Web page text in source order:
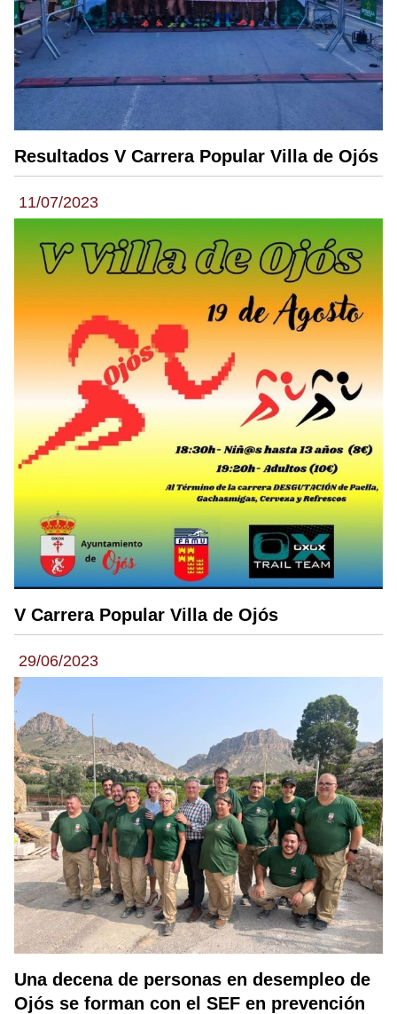
Resultados V Carrera Popular Villa de Ojós
11/07/2023
V Carrera Popular Villa de Ojós
29/06/2023
Una decena de personas en desempleo de
Ojós se forman con el SEF en prevención